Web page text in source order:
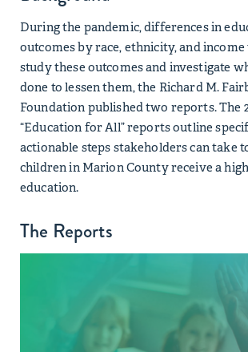
During the pandemic, differences in
outcomes by race, ethnicity, and income
study these outcomes and investigate
done to lessen them, the Richard M.
Foundation published two reports. The
“Education for All” reports outline
actionable steps stakeholders can take
children in Marion County receive a
education.
The Reports